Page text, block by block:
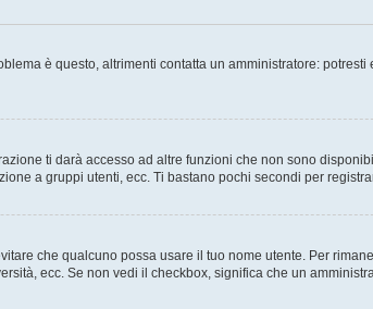
è questo, altrimenti contatta un amministratore:
ti darà accesso ad altre funzioni che non sono
a gruppi utenti, ecc. Ti bastano pochi secondi per
che qualcuno possa usare il tuo nome utente. Per
ecc. Se non vedi il checkbox, significa che un